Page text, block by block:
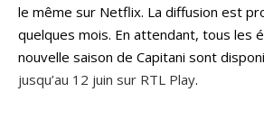
le même sur Netflix. La diffusion est
quelques mois. En attendant, tous les
nouvelle saison de Capitani sont
jusqu’au 12 juin sur RTL Play.